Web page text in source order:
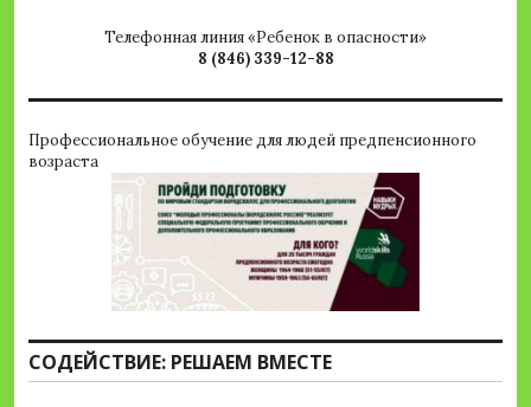
Телефонная линия «Ребенок в опасности»
8 (846) 339-12-88
Профессиональное обучение для людей предпенсионного
возраста
СОДЕЙСТВИЕ: РЕШАЕМ ВМЕСТЕ